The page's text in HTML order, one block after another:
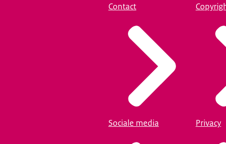
Contact
Sociale media Privacy